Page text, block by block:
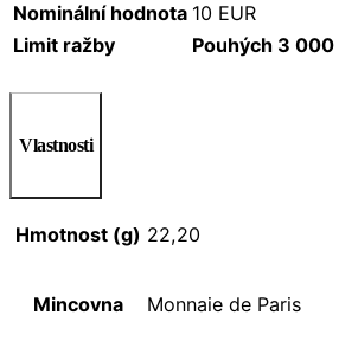
Nominální hodnota 10 EUR
Limit ražby
Pouhých 3 000
Vlastnosti
Hmotnost (g) 22,20
Mincovna Monnaie de Paris